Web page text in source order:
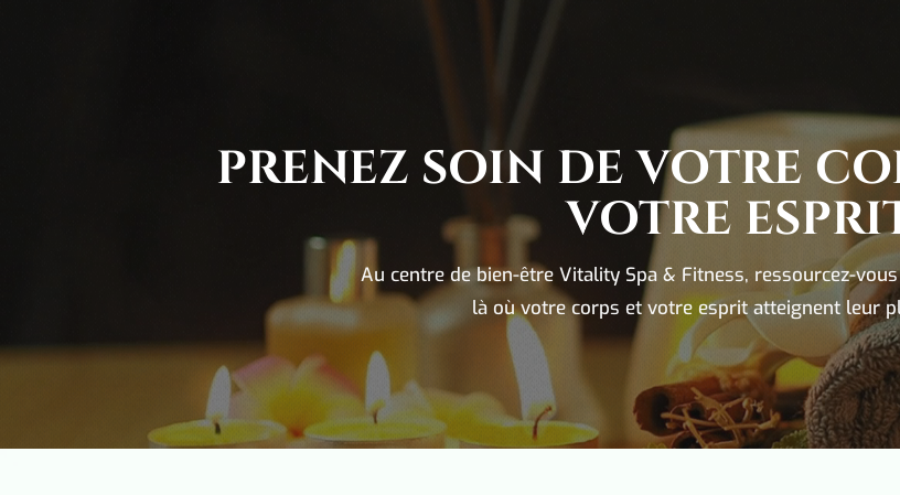
PRENEZ SOIN DE VOTRE
VOTRE
Au centre de bien-être Vitality Spa & Fitness, ressourcez-
là où votre corps et votre esprit atteignent leur